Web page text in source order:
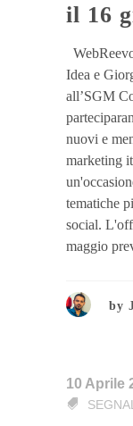
il 16
Idea e
all’SGM
nuovi e
marketing
tematiche
social.
maggio
by
10 Aprile